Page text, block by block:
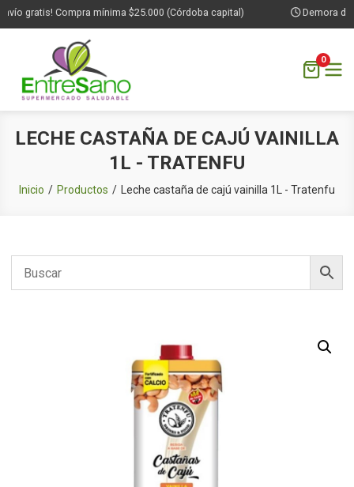
gratis! Compra mínima $25.000 (Córdoba capital) Demora de
0
LECHE CASTAÑA DE CAJÚ VAINILLA
1L - TRATENFU
Inicio Productos Leche castaña de cajú vainilla 1L - Tratenfu